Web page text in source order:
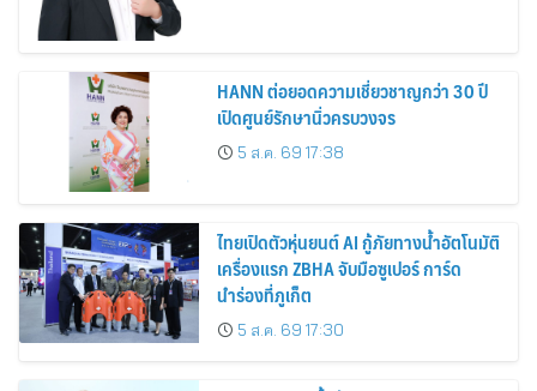
HANN ต่อยอดความเชี่ยวชาญกว่า 30 ปี
เปิดศูนย์รักษานิ่วครบวงจร
5 ส.ค. 69 17:38
ไทยเปิดตัวหุ่นยนต์ AI กู้ภัยทางน้ำอัตโนมัติ
เครื่องแรก ZBHA จับมือซูเปอร์ การ์ด
นำร่องที่ภูเก็ต
5 ส.ค. 69 17:30